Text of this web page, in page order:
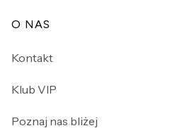
O NAS
Kontakt
Klub VIP
Poznaj nas bliżej